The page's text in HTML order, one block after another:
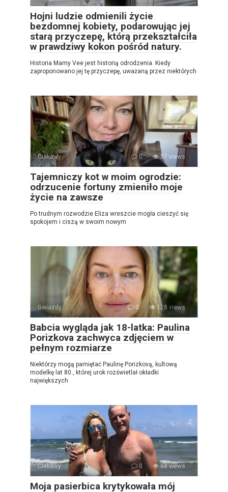
Hojni ludzie odmienili życie
bezdomnej kobiety, podarowując jej
starą przyczepę, którą przekształciła
w prawdziwy kokon pośród natury.
Historia Mamy Vee jest historią odrodzenia. Kiedy
zaproponowano jej tę przyczepę, uważaną przez niektórych
Ciekawy 0 57 views
Tajemniczy kot w moim ogrodzie:
odrzucenie fortuny zmieniło moje
życie na zawsze
Po trudnym rozwodzie Eliza wreszcie mogła cieszyć się
spokojem i ciszą w swoim nowym
Gwiazdy 0 128 views
Babcia wygląda jak 18-latka: Paulina
Porizkova zachwyca zdjęciem w
pełnym rozmiarze
Niektórzy mogą pamiętać Paulinę Porizkovą, kultową
modelkę lat 80., której urok rozświetlał okładki
największych
Ciekawy 0 68 views
Moja pasierbica krytykowała mój